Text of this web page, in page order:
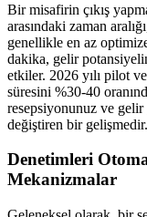
Bir misafirin çıkış
arasındaki zaman
genellikle en az
dakika, gelir
etkiler. 2026 yılı pilot
süresini %30-40
resepsiyonunuz ve
değiştiren bir gelişmedir.
Denetimleri
Mekanizmalar